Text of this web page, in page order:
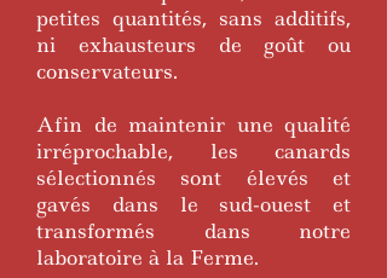
petites quantités, sans additifs,
ni exhausteurs de goût ou
conservateurs.
Afin de maintenir une qualité
irréprochable, les canards
sélectionnés sont élevés et
gavés dans le sud-ouest et
transformés dans notre
laboratoire à la Ferme.